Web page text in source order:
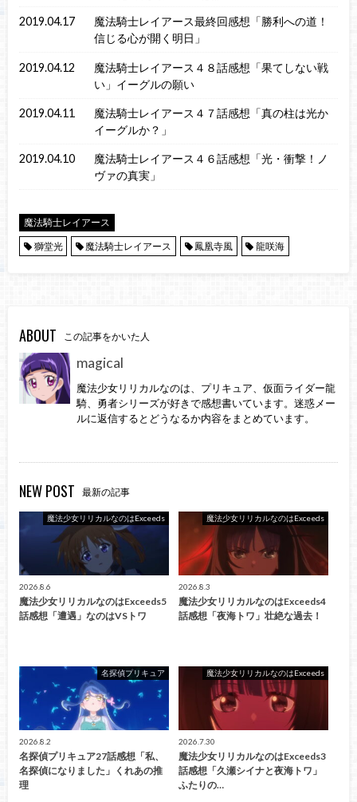
2019.04.17
魔法騎士レイアース最終回感想「勝利への道！
信じる心が開く明日」
2019.04.12
魔法騎士レイアース４８話感想「果てしない戦
い」イーグルの願い
2019.04.11
魔法騎士レイアース４７話感想「真の柱は光か
イーグルか？」
2019.04.10
魔法騎士レイアース４６話感想「光・衝撃！ノ
ヴァの真実」
魔法騎士レイアース
獅堂光
魔法騎士レイアース 鳳凰寺風 龍咲海
ABOUT この記事をかいた人
magical
魔法少女リリカルなのは、プリキュア、仮面ライダー龍
騎、勇者シリーズが好きで感想書いています。迷惑メー
ルに返信するとどうなるか内容をまとめています。
NEW POST 最新の記事
魔法少女リリカルなのはExceeds
2026.8.6
魔法少女リリカルなのはExceeds5
話感想「遭遇」なのはVSトワ
魔法少女リリカルなのはExceeds
2026.8.3
魔法少女リリカルなのはExceeds4
話感想「夜海トワ」壮絶な過去！
名探偵プリキュア
2026.8.2
名探偵プリキュア27話感想「私、
名探偵になりました」くれあの推
理
魔法少女リリカルなのはExceeds
2026.7.30
魔法少女リリカルなのはExceeds3
話感想「久瀬シイナと夜海トワ」
ふたりの…